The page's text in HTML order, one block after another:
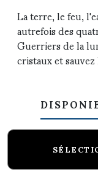
La terre, le feu,
autrefois des
Guerriers de la
cristaux et